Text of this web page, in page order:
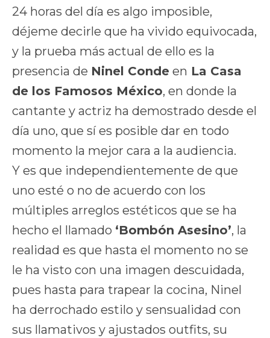
24 horas del día es algo imposible,
déjeme decirle que ha vivido equivocada,
y la prueba más actual de ello es la
presencia de Ninel Conde en La Casa
de los Famosos México, en donde la
cantante y actriz ha demostrado desde el
día uno, que sí es posible dar en todo
momento la mejor cara a la audiencia.
Y es que independientemente de que
uno esté o no de acuerdo con los
múltiples arreglos estéticos que se ha
hecho el llamado ‘Bombón Asesino’, la
realidad es que hasta el momento no se
le ha visto con una imagen descuidada,
pues hasta para trapear la cocina, Ninel
ha derrochado estilo y sensualidad con
sus llamativos y ajustados outfits, su